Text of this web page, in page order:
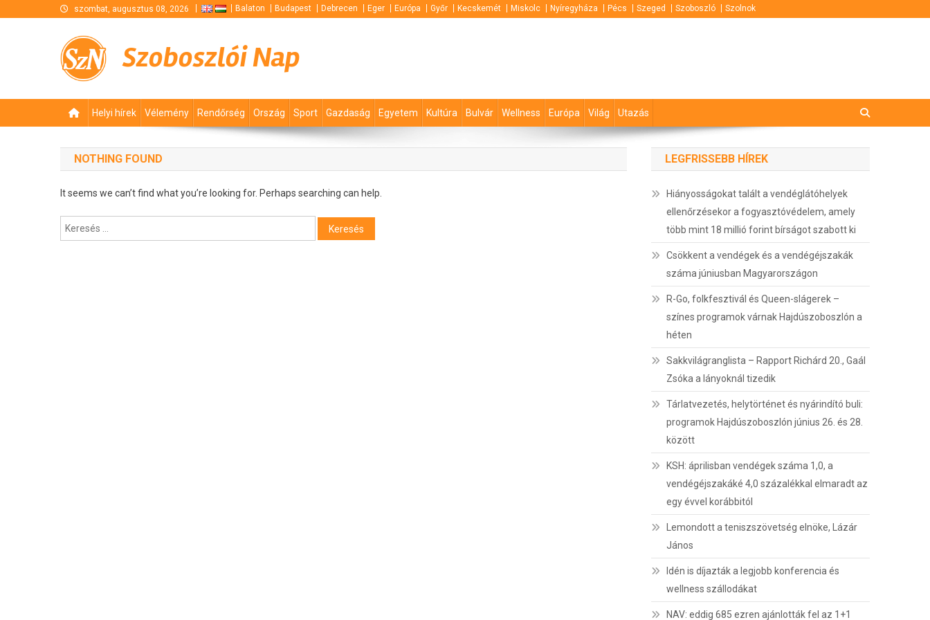
szombat, augusztus 08, 2026 Balaton Budapest Debrecen Eger Európa Győr Kecskemét Miskolc Nyíregyháza Pécs Szeged Szoboszló Szolnok
Szoboszlói Nap
Helyi hírek Vélemény Rendőrség Ország Sport Gazdaság Egyetem Kultúra Bulvár Wellness Európa Világ Utazás
NOTHING FOUND
It seems we can’t find what you’re looking for. Perhaps searching can help.
Keresés:
LEGFRISSEBB HÍREK
Hiányosságokat talált a vendéglátóhelyek
ellenőrzésekor a fogyasztóvédelem, amely
több mint 18 millió forint bírságot szabott ki
Csökkent a vendégek és a vendégéjszakák
száma júniusban Magyarországon
R-Go, folkfesztivál és Queen-slágerek –
színes programok várnak Hajdúszoboszlón a
héten
Sakkvilágranglista – Rapport Richárd 20., Gaál
Zsóka a lányoknál tizedik
Tárlatvezetés, helytörténet és nyárindító buli:
programok Hajdúszoboszlón június 26. és 28.
között
KSH: áprilisban vendégek száma 1,0, a
vendégéjszakáké 4,0 százalékkal elmaradt az
egy évvel korábbitól
Lemondott a teniszszövetség elnöke, Lázár
János
Idén is díjazták a legjobb konferencia és
wellness szállodákat
NAV: eddig 685 ezren ajánlották fel az 1+1